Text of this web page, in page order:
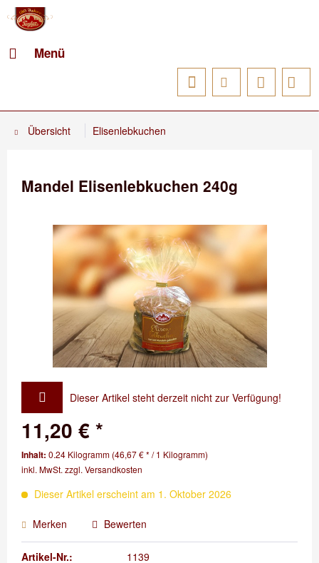
Menü
Übersicht Elisenlebkuchen
Mandel Elisenlebkuchen 240g
Dieser Artikel steht derzeit nicht zur Verfügung!
11,20 € *
Inhalt: 0.24 Kilogramm (46,67 € * / 1 Kilogramm)
inkl. MwSt. zzgl. Versandkosten
Dieser Artikel erscheint am 1. Oktober 2026
Merken Bewerten
Artikel-Nr.: 1139